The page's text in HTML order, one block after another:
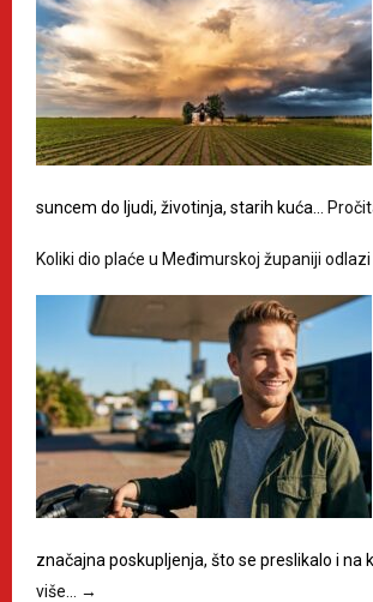
suncem do ljudi, životinja, starih kuća…
Koliki dio plaće u Međimurskoj županiji
značajna poskupljenja, što se preslikalo i na
više…
→